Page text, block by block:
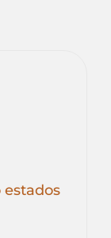
estados